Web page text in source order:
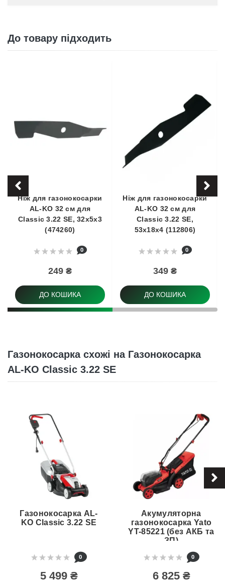
До товару підходить
Ніж для газонокосарки
AL-KO 32 см для
Classic 3.22 SE, 32х5х3
(474260)
0
249 ₴
ДО КОШИКА
Ніж для газонокосарки
AL-KO 32 см для
Classic 3.22 SE,
53х18х4 (112806)
0
349 ₴
ДО КОШИКА
Газонокосарка схожі на Газонокосарка
AL-KO Classic 3.22 SE
Газонокосарка AL-
KO Classic 3.22 SE
0
5 499 ₴
Акумуляторна
газонокосарка Yato
YT-85221 (без АКБ та
ЗП)
0
6 825 ₴